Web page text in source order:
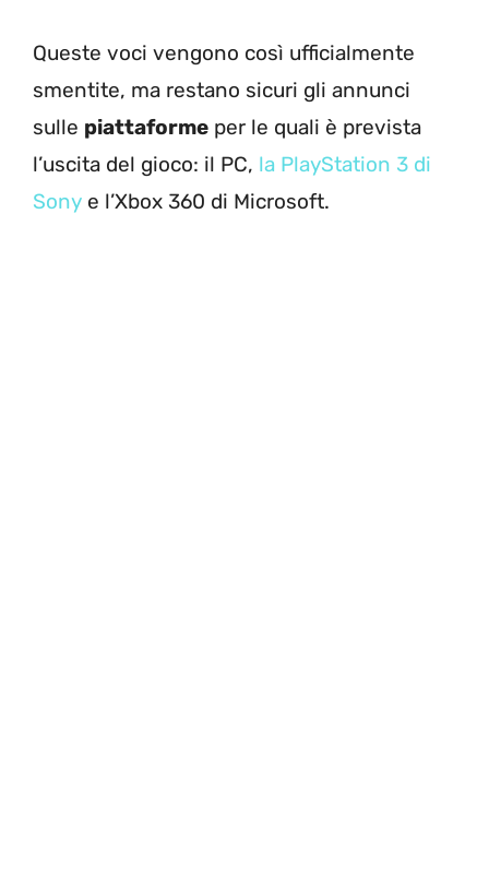
Queste voci vengono così ufficialmente
smentite, ma restano sicuri gli annunci
sulle piattaforme per le quali è prevista
l’uscita del gioco: il PC, la PlayStation 3 di
Sony e l’Xbox 360 di Microsoft.